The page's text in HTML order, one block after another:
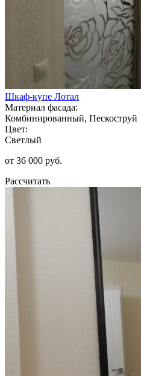
Шкаф-купе Лотал
Материал фасада:
Комбинированный, Пескоструй
Цвет:
Светлый
от 36 000 руб.
Рассчитать